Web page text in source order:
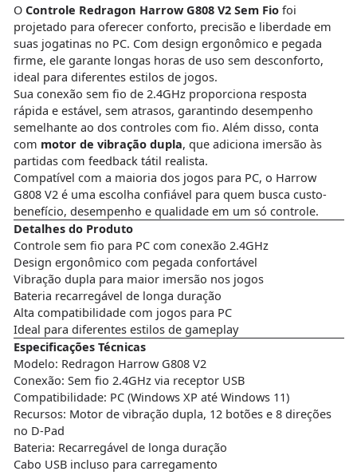
O Controle Redragon Harrow G808 V2 Sem Fiofoi
projetado para oferecer conforto, precisão e liberdade em
suas jogatinas no PC. Com design ergonômico e pegada
firme, ele garante longas horas de uso sem desconforto,
ideal para diferentes estilos de jogos.
Sua conexão sem fio de 2.4GHz proporciona resposta
rápida e estável, sem atrasos, garantindo desempenho
semelhante ao dos controles com fio. Além disso, conta
com motor de vibração dupla, que adiciona imersão às
partidas com feedback tátil realista.
Compatível com a maioria dos jogos para PC, o Harrow
G808 V2 é uma escolha confiável para quem busca custo-
benefício, desempenho e qualidade em um só controle.
Detalhes do Produto
Controle sem fio para PC com conexão 2.4GHz
Design ergonômico com pegada confortável
Vibração dupla para maior imersão nos jogos
Bateria recarregável de longa duração
Alta compatibilidade com jogos para PC
Ideal para diferentes estilos de gameplay
Especificações Técnicas
Modelo: Redragon Harrow G808 V2
Conexão: Sem fio 2.4GHz via receptor USB
Compatibilidade: PC (Windows XP até Windows 11)
Recursos: Motor de vibração dupla, 12 botões e 8 direções
no D-Pad
Bateria: Recarregável de longa duração
Cabo USB incluso para carregamento